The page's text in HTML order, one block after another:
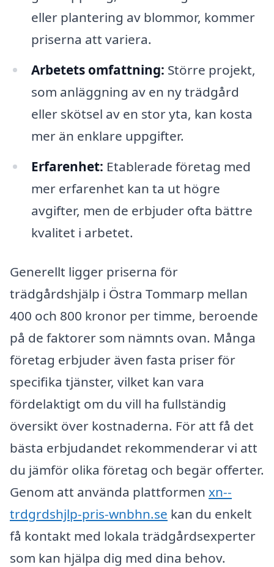
eller plantering av blommor, kommer
priserna att variera.
Arbetets omfattning: Större projekt,
som anläggning av en ny trädgård
eller skötsel av en stor yta, kan kosta
mer än enklare uppgifter.
Erfarenhet: Etablerade företag med
mer erfarenhet kan ta ut högre
avgifter, men de erbjuder ofta bättre
kvalitet i arbetet.
Generellt ligger priserna för
trädgårdshjälp i Östra Tommarp mellan
400 och 800 kronor per timme, beroende
på de faktorer som nämnts ovan. Många
företag erbjuder även fasta priser för
specifika tjänster, vilket kan vara
fördelaktigt om du vill ha fullständig
översikt över kostnaderna. För att få det
bästa erbjudandet rekommenderar vi att
du jämför olika företag och begär offerter.
Genom att använda plattformen xn--
trdgrdshjlp-pris-wnbhn.se kan du enkelt
få kontakt med lokala trädgårdsexperter
som kan hjälpa dig med dina behov.